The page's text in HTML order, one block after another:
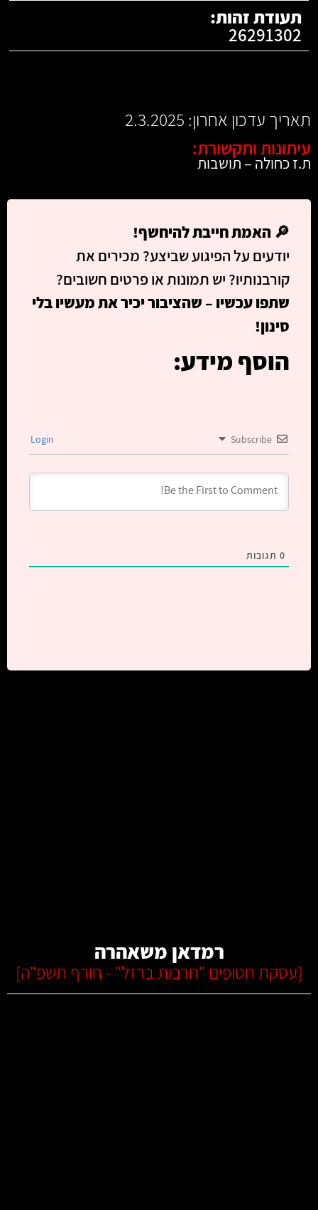
תעודת זהות:
26291302
תאריך עדכון אחרון: 2.3.2025
עיתונות ותקשורת:
ת.ז כחולה – תושבות
🔎 האמת חייבת להיחשף!
יודעים על הפיגוע שביצע? מכירים את
קורבנותיו? יש תמונות או פרטים חשובים?
שתפו עכשיו – שהציבור יכיר את מעשיו בלי
סינון!
הוסף מידע:
Subscribe
0 תגובות
רמדאן משאהרה
[עסקת חטופים "חרבות ברזל" - חורף תשפ"ה]